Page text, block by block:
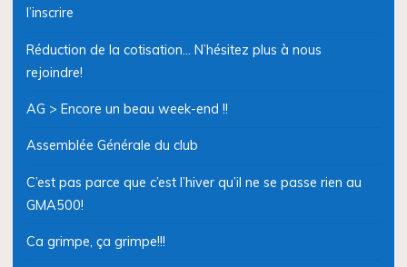
l’inscrire
Réduction de la cotisation… N’hésitez plus à nous
rejoindre!
AG > Encore un beau week-end !!
Assemblée Générale du club
C’est pas parce que c’est l’hiver qu’il ne se passe rien au
GMA500!
Ca grimpe, ça grimpe!!!